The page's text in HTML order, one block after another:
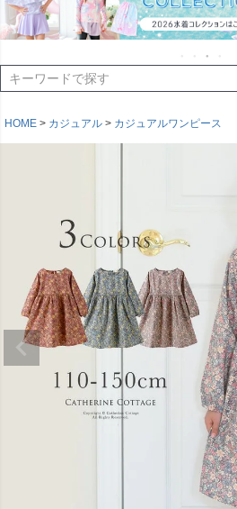
HOME カジュアル カジュアルワンピース